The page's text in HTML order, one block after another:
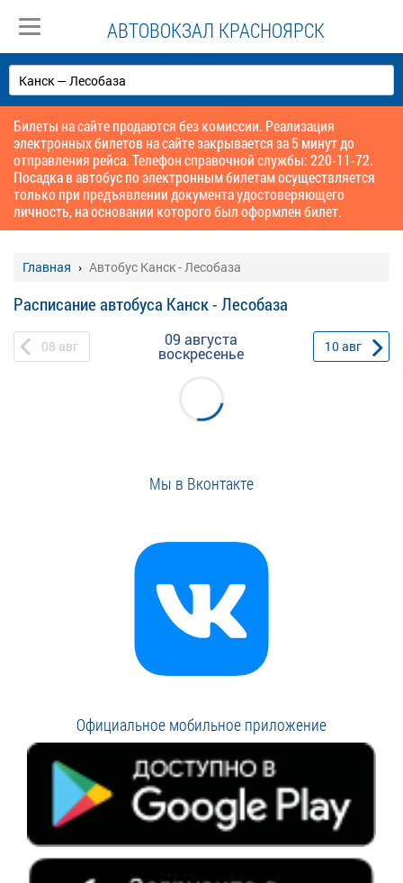
АВТОВОКЗАЛ КРАСНОЯРСК
Билеты на сайте продаются без комиссии. Реализация
электронных билетов на сайте закрывается за 5 минут до
отправления рейса. Телефон справочной службы: 220-11-72.
Посадка в автобус по электронным билетам осуществляется
только при предъявлении документа удостоверяющего
личность, на основании которого был оформлен билет.
Главная Автобус Канск - Лесобаза
Расписание автобуса Канск - Лесобаза
08 авг 09 августа
воскресенье 10авг
Мы в Вконтакте
Официальное мобильное приложение